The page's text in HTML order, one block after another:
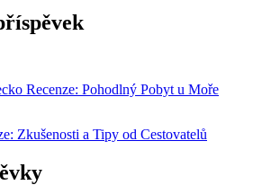
Recenze: Pohodlný Pobyt u Moře
Zkušenosti a Tipy od Cestovatelů